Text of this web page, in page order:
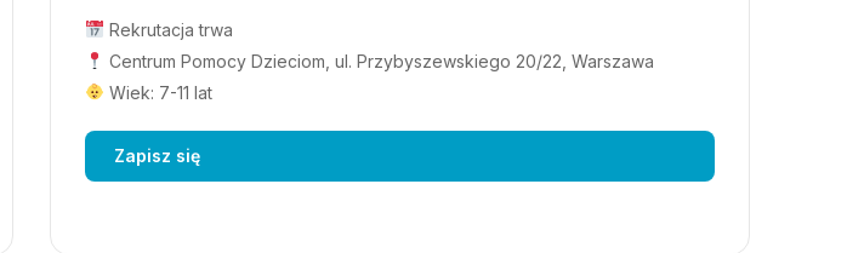
Rekrutacja trwa
Centrum Pomocy Dzieciom, ul. Przybyszewskiego 20/22, Warszawa
Wiek: 7-11 lat
Zapisz się